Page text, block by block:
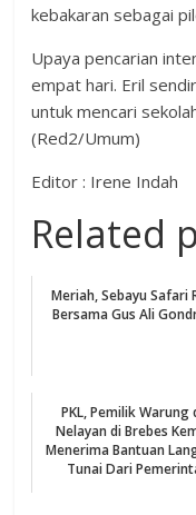
kebakaran sebagai
Upaya pencarian
empat hari. Eril
untuk mencari
(Red2/Umum)
Editor : Irene Indah
Related
Meriah, Sebayu Safari
Bersama Gus Ali
PKL, Pemilik Warung
Nelayan di Brebes
Menerima Bantuan
Tunai Dari